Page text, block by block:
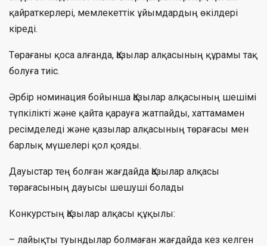
қайраткерлері, мемлекеттік ұйымдардың өкілдері
кіреді.
Төрағаны қоса алғанда, Қазылар алқасының құрамы тақ
болуға тиіс.
Әрбір номинация бойынша Қазылар алқасының шешімі
түпкілікті және қайта қарауға жатпайды, хаттамамен
ресімделеді және қазылар алқасының төрағасы мен
барлық мүшелері қол қояды.
Дауыстар тең болған жағдайда Қазылар алқасы
төрағасының дауысы шешуші болады
Конкурстың Қазылар алқасы құқылы:
– лайықты туындылар болмаған жағдайда кез келген